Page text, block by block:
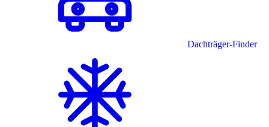
Dachträger-Finder